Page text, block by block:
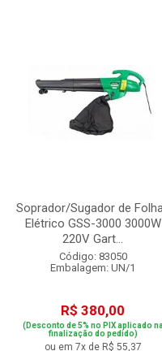
Soprador/Sugador de
Elétrico GSS-3000 3000W
220V Gart...
Código: 83050
Embalagem: UN/1
R$ 380,00
(Desconto de 5% no PIX aplicado
finalização do pedido)
ou em 7x de R$ 55,37